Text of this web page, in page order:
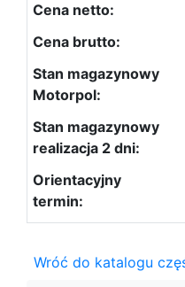
Wróć do katalogu